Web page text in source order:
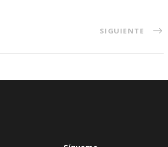
SIGUIENTE